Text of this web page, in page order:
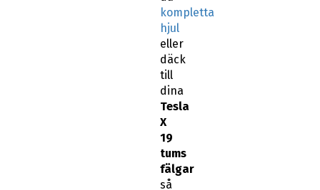
kompletta
hjul
eller
däck
till
dina
Tesla
X
19
tums
fälgar
så